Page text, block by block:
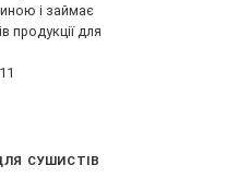
і займає
продукції для
СУШИСТІВ